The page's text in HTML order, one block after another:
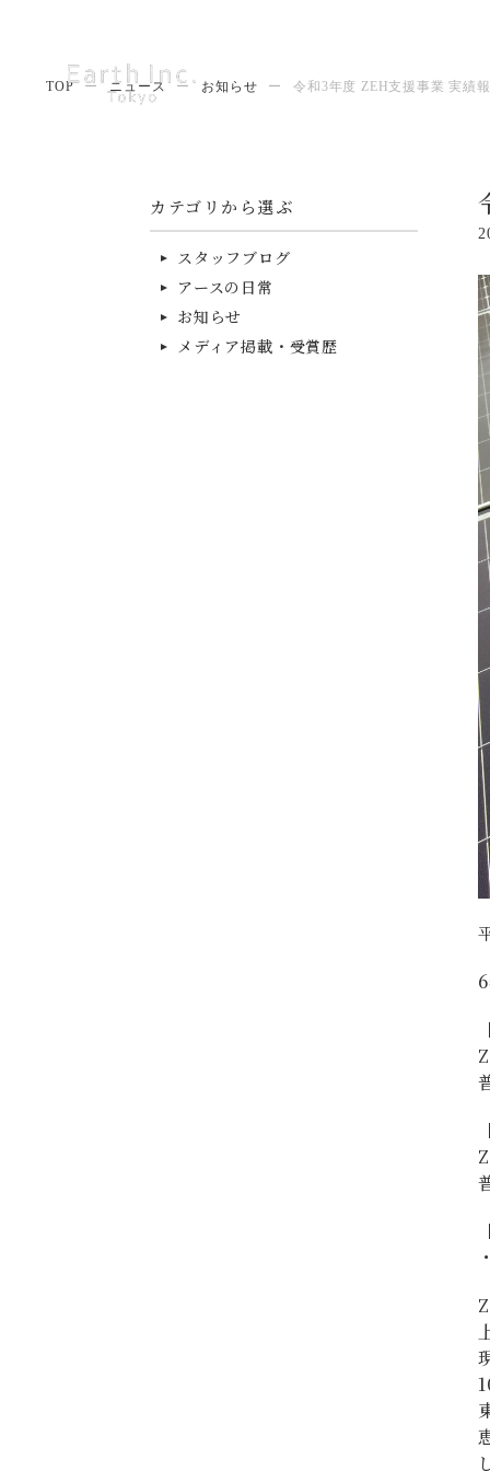
TOP ー ニュース ー お知らせ ー 令和3年度 ZEH支援事業 実績
カテゴリから選ぶ
スタッフブログ
アースの日常
お知らせ
メディア掲載・受賞歴